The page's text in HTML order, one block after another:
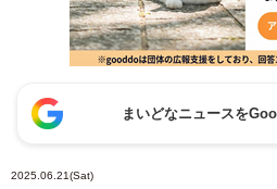
まいどなニュースを
2025.06.21(Sat)